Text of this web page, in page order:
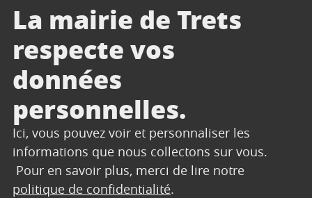
La mairie de Trets
respecte vos
données
personnelles.
Ici, vous pouvez voir et personnaliser les
informations que nous collectons sur vous.
Pour en savoir plus, merci de lire notre
politique de confidentialité.